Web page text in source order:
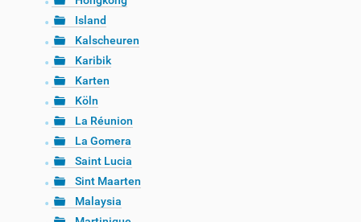
Island
Kalscheuren
Karibik
Karten
Köln
La Réunion
La Gomera
Saint Lucia
Sint Maarten
Malaysia